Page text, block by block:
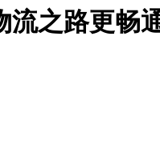
流之路更畅